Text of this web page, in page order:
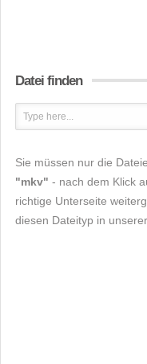
Datei finden
Sie müssen nur die
"mkv" - nach dem Klick
richtige Unterseite
diesen Dateityp in